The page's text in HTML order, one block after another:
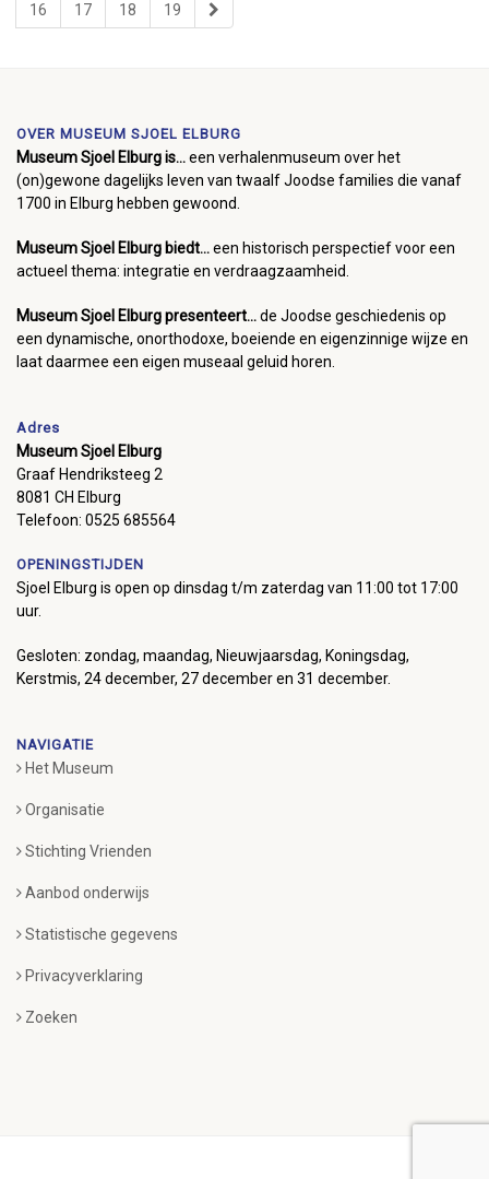
16 17 18 19
OVER MUSEUM SJOEL ELBURG
Museum Sjoel Elburg is...een verhalenmuseum over het
(on)gewone dagelijks leven van twaalf Joodse families die vanaf
1700 in Elburg hebben gewoond.
Museum Sjoel Elburg biedt...een historisch perspectief voor een
actueel thema: integratie en verdraagzaamheid.
Museum Sjoel Elburg presenteert...de Joodse geschiedenis op
een dynamische, onorthodoxe, boeiende en eigenzinnige wijze en
laat daarmee een eigen museaal geluid horen.
Adres
Museum Sjoel Elburg
Graaf Hendriksteeg 2
8081 CH Elburg
Telefoon: 0525 685564
OPENINGSTIJDEN
Sjoel Elburg is open op dinsdag t/m zaterdag van 11:00 tot 17:00
uur.
Gesloten: zondag, maandag, Nieuwjaarsdag, Koningsdag,
Kerstmis, 24 december, 27 december en 31 december.
NAVIGATIE
Het Museum
Organisatie
Stichting Vrienden
Aanbod onderwijs
Statistische gegevens
Privacyverklaring
Zoeken